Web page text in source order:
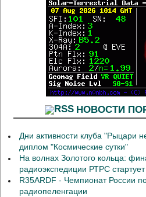
НОВОСТИ
Дни активности клуба "Рыцари
диплом "Космические сутки"
На волнах Золотого кольца:
радиоэкспедиции РТРС
R35ARDF - Чемпионат России
радиопеленгации